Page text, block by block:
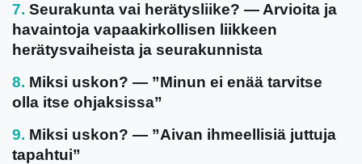
Seurakunta vai herätysliike? — Arvioita ja
havaintoja vapaakirkollisen liikkeen
herätysvaiheista ja seurakunnista
Miksi uskon? — ”Minun ei enää tarvitse
olla itse ohjaksissa”
Miksi uskon? — ”Aivan ihmeellisiä juttuja
tapahtui”